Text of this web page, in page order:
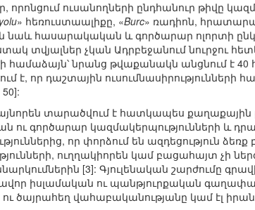
ուսանողների ընդհանուր թիվը
» հեռուստաալիքը, «Burc» ռադիոն,
հասարակական և գործարար ոլորտի
տվյալներ չկան Ադրբեջանում նուրջու
համաձայն՝ նրանց թվաքանակն անցնում է
է, որ դաշտային ուսումնասիրությունների
տարածվում է հատկապես քաղաքային
գործարար կազմակերպությունների և
որ փորձում են ազդեցություն ձեռք
ուղղակիորեն կամ բացահայտ չի
[3]: Գյուլենական շարժումը
իսլամական ու պանթյուրքական
ծայրահեղ վահաբականությանը կամ էլ